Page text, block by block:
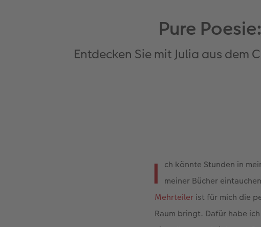
Pure
Entdecken Sie mit Julia aus dem
I
ch könnte Stunden in
meiner Bücher
Mehrteiler ist für mich die
Raum bringt. Dafür habe